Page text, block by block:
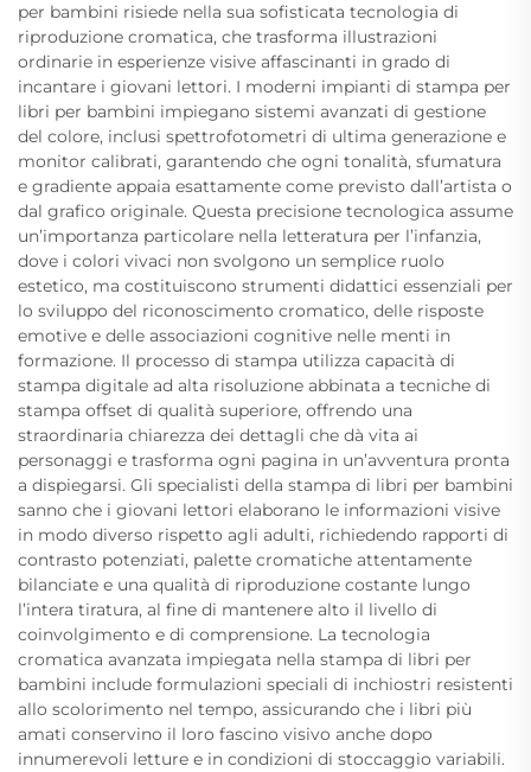
per bambini risiede nella sua sofisticata tecnologia di
riproduzione cromatica, che trasforma illustrazioni
ordinarie in esperienze visive affascinanti in grado di
incantare i giovani lettori. I moderni impianti di stampa per
libri per bambini impiegano sistemi avanzati di gestione
del colore, inclusi spettrofotometri di ultima generazione e
monitor calibrati, garantendo che ogni tonalità, sfumatura
e gradiente appaia esattamente come previsto dall’artista o
dal grafico originale. Questa precisione tecnologica assume
un’importanza particolare nella letteratura per l’infanzia,
dove i colori vivaci non svolgono un semplice ruolo
estetico, ma costituiscono strumenti didattici essenziali per
lo sviluppo del riconoscimento cromatico, delle risposte
emotive e delle associazioni cognitive nelle menti in
formazione. Il processo di stampa utilizza capacità di
stampa digitale ad alta risoluzione abbinata a tecniche di
stampa offset di qualità superiore, offrendo una
straordinaria chiarezza dei dettagli che dà vita ai
personaggi e trasforma ogni pagina in un’avventura pronta
a dispiegarsi. Gli specialisti della stampa di libri per bambini
sanno che i giovani lettori elaborano le informazioni visive
in modo diverso rispetto agli adulti, richiedendo rapporti di
contrasto potenziati, palette cromatiche attentamente
bilanciate e una qualità di riproduzione costante lungo
l’intera tiratura, al fine di mantenere alto il livello di
coinvolgimento e di comprensione. La tecnologia
cromatica avanzata impiegata nella stampa di libri per
bambini include formulazioni speciali di inchiostri resistenti
allo scolorimento nel tempo, assicurando che i libri più
amati conservino il loro fascino visivo anche dopo
innumerevoli letture e in condizioni di stoccaggio variabili.